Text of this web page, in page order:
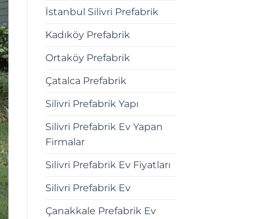
İstanbul Silivri Prefabrik
Kadıköy Prefabrik
Ortaköy Prefabrik
Çatalca Prefabrik
Silivri Prefabrik Yapı
Silivri Prefabrik Ev Yapan
Firmalar
Silivri Prefabrik Ev Fiyatları
Silivri Prefabrik Ev
Çanakkale Prefabrik Ev